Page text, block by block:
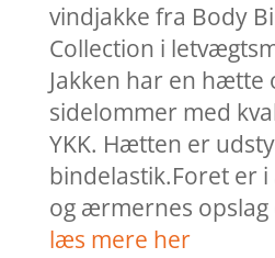
vindjakke fra Body
Collection i
Jakken har en hætte
sidelommer med
YKK. Hætten er
bindelastik.Foret er
og ærmernes
læs mere her